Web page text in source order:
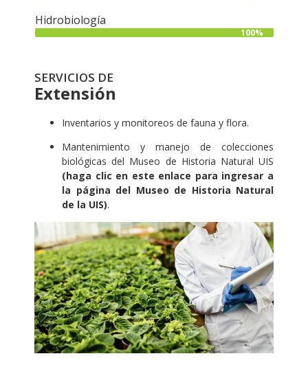
Hidrobiología
100%
SERVICIOS DE
Extensión
Inventarios y monitoreos de fauna y flora.
Mantenimiento y manejo de colecciones
biológicas del Museo de Historia Natural UIS
(haga clic en este enlace para ingresar a
la página del Museo de Historia Natural
de la UIS).